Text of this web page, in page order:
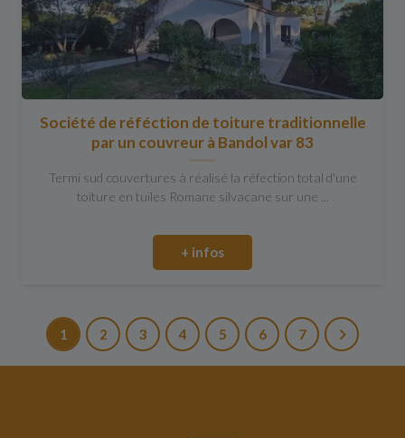
Société de réféction de toiture traditionnelle
par un couvreur à Bandol var 83
Termi sud couvertures à réalisé la réfection total d'une
toiture en tuiles Romane silvacane sur une ...
+ infos
1 2 3 4 5 6 7